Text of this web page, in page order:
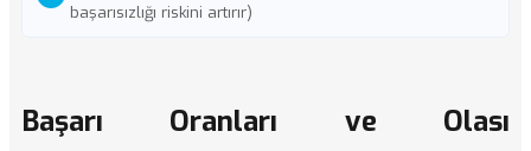
başarısızlığı riskini artırır)
Başarı Oranları ve Olası